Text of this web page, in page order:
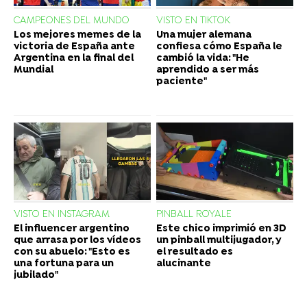
CAMPEONES DEL MUNDO
Los mejores memes de la
victoria de España ante
Argentina en la final del
Mundial
VISTO EN TIKTOK
Una mujer alemana
confiesa cómo España le
cambió la vida: "He
aprendido a ser más
paciente"
VISTO EN INSTAGRAM
El influencer argentino
que arrasa por los vídeos
con su abuelo: "Esto es
una fortuna para un
jubilado"
PINBALL ROYALE
Este chico imprimió en 3D
un pinball multijugador, y
el resultado es
alucinante